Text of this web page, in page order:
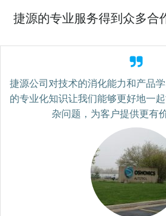
捷源的专业服务得到众多合
捷源公司对技术的消化能力和产品
的专业化知识让我们能够更好地一
杂问题，为客户提供更有